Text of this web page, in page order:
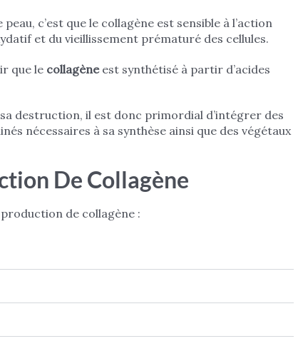
c’est que le collagène est sensible à l’action
et du vieillissement prématuré des cellules.
que le collagèneest synthétisé à partir d’acides
destruction, il est donc primordial d’intégrer des
nécessaires à sa synthèse ainsi que des végétaux
De Collagène
de collagène :